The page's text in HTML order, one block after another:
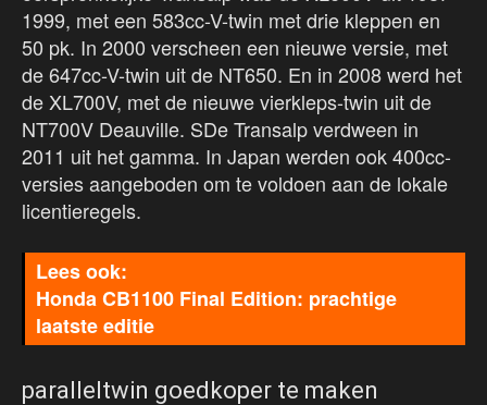
1999, met een 583cc-V-twin met drie kleppen en
50 pk. In 2000 verscheen een nieuwe versie, met
de 647cc-V-twin uit de NT650. En in 2008 werd het
de XL700V, met de nieuwe vierkleps-twin uit de
NT700V Deauville. SDe Transalp verdween in
2011 uit het gamma. In Japan werden ook 400cc-
versies aangeboden om te voldoen aan de lokale
licentieregels.
Honda CB1100 Final Edition: prachtige
laatste editie
paralleltwin goedkoper te maken